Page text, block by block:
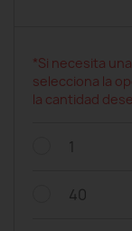
*Si necesita
selecciona la
la cantidad
1
40